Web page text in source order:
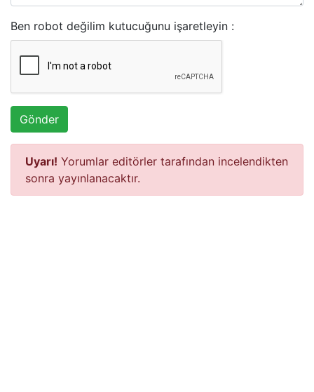
Ben robot değilim kutucuğunu işaretleyin :
Gönder
Uyarı! Yorumlar editörler tarafından incelendikten
sonra yayınlanacaktır.